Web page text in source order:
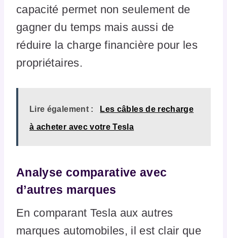
capacité permet non seulement de
gagner du temps mais aussi de
réduire la charge financière pour les
propriétaires.
Lire également : Les câbles de recharge
à acheter avec votre Tesla
Analyse comparative avec
d’autres marques
En comparant Tesla aux autres
marques automobiles, il est clair que